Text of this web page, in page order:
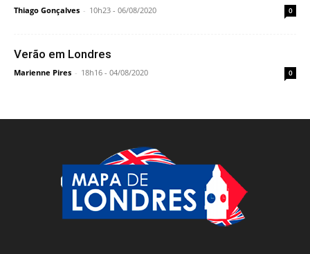
Thiago Gonçalves - 10h23 - 06/08/2020 0
Verão em Londres
Marienne Pires - 18h16 - 04/08/2020 0